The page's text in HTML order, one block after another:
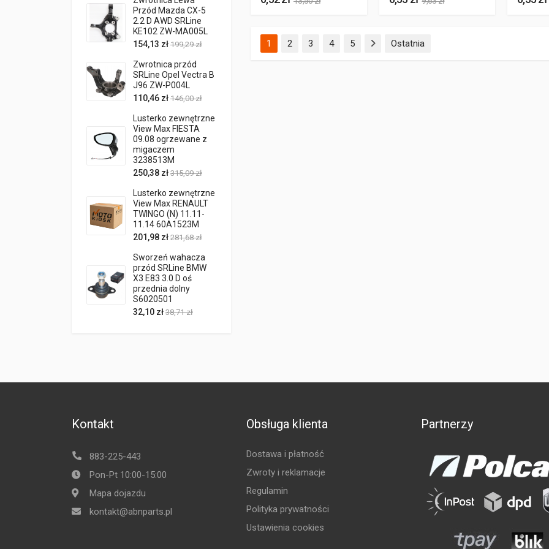
Przód Mazda CX-5
2.2 D AWD SRLine
KE102 ZW-MA005L
154,13 zł 199,29 zł
Zwrotnica przód
SRLine Opel Vectra B
J96 ZW-P004L
110,46 zł 146,00 zł
Lusterko zewnętrzne
View Max FIESTA
09.08 ogrzewane z
migaczem
3238513M
250,38 zł 315,09 zł
Lusterko zewnętrzne
View Max RENAULT
TWINGO (N) 11.11-
11.14 60A1523M
201,98 zł 281,68 zł
Sworzeń wahacza
przód SRLine BMW
X3 E83 3.0 D oś
przednia dolny
S6020501
32,10 zł 38,71 zł
1 (aktualna)
2 3 4 5 Ostatnia
Kontakt
883-225-443
Pon-Pt 10:00-15:00
Mapa dojazdu
kontakt@abnparts.pl
Obsługa klienta
Dostawa i płatność
Zwroty i reklamacje
Regulamin
Polityka prywatności
Ustawienia cookies
Partnerzy